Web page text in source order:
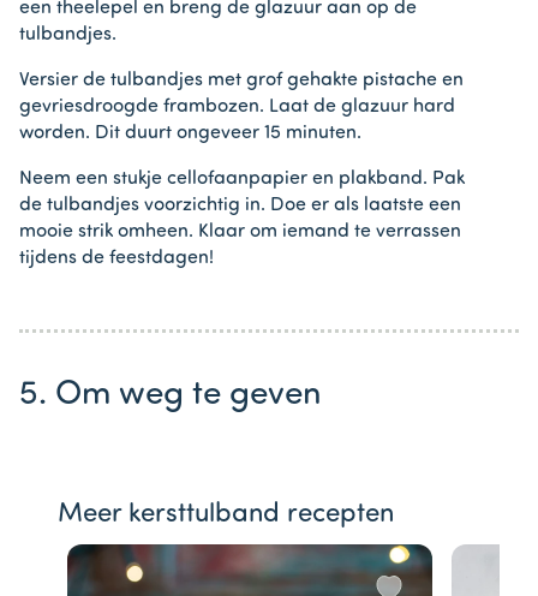
een theelepel en breng de glazuur aan op de
tulbandjes.
Versier de tulbandjes met grof gehakte pistache en
gevriesdroogde frambozen. Laat de glazuur hard
worden. Dit duurt ongeveer 15 minuten.
Neem een stukje cellofaanpapier en plakband. Pak
de tulbandjes voorzichtig in. Doe er als laatste een
mooie strik omheen. Klaar om iemand te verrassen
tijdens de feestdagen!
5. Om weg te geven
Meer kersttulband recepten